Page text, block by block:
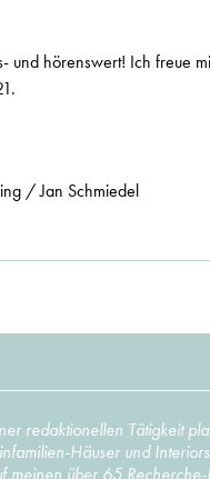
und hörenswert! Ich freue
/ Jan Schmiedel
redaktionellen Tätigkeit
Häuser und
meinen über 65